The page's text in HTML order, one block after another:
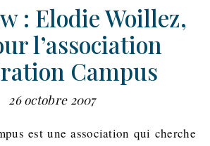
: Elodie Woillez,
l’association
Campus
26 octobre 2007
est une association qui cherche